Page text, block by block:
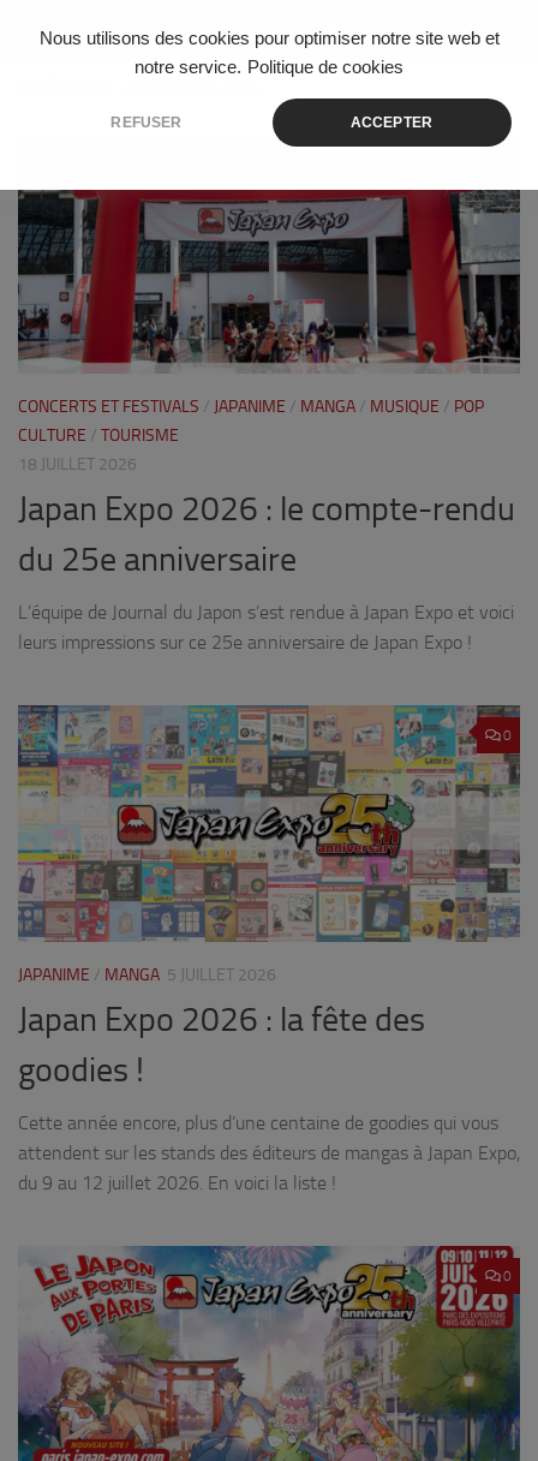
Nous utilisons des cookies pour optimiser notre site web et
notre service. Politique de cookies
REFUSER ACCEPTER
Skip to content
CONCERTS ET FESTIVALS / JAPANIME / MANGA / MUSIQUE / POP
CULTURE / TOURISME
18 JUILLET 2026
Japan Expo 2026 : le compte-rendu
du 25e anniversaire
L’équipe de Journal du Japon s’est rendue à Japan Expo et voici
leurs impressions sur ce 25e anniversaire de Japan Expo !
0
JAPANIME / MANGA 5 JUILLET 2026
Japan Expo 2026 : la fête des
goodies !
Cette année encore, plus d’une centaine de goodies qui vous
attendent sur les stands des éditeurs de mangas à Japan Expo,
du 9 au 12 juillet 2026. En voici la liste !
0